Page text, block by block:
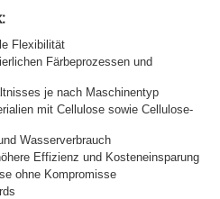
Flexibilität
Färbeprozessen und
je nach Maschinentyp
mit Cellulose sowie Cellulose-
Wasserverbrauch
Effizienz und Kosteneinsparung
ohne Kompromisse